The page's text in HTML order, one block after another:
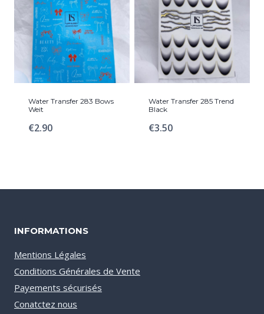
Water Transfer 283 Bows
Weit
€2.90
Water Transfer 285 Trend
Black
€3.50
INFORMATIONS
Mentions Légales
Conditions Générales de Vente
Payements sécurisés
Conatctez nous